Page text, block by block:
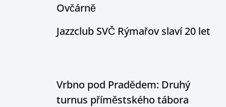
Ovčárně
Jazzclub SVČ Rýmařov slaví 20 let
Vrbno pod Pradědem: Druhý
turnus příměstského tábora